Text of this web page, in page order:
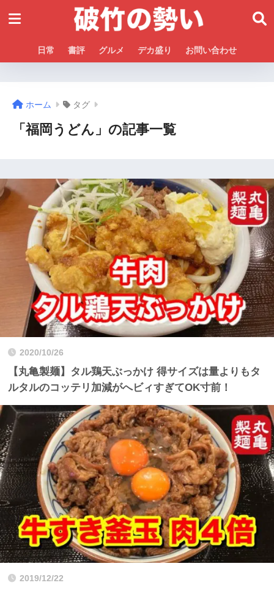
日常 書評 グルメ デカ盛り お問い合わせ
ホーム タグ
「福岡うどん」の記事一覧
2020/10/26
【丸亀製麺】タル鶏天ぶっかけ 得サイズは量よりもタ
ルタルのコッテリ加減がへビィすぎてOK寸前！
2019/12/22